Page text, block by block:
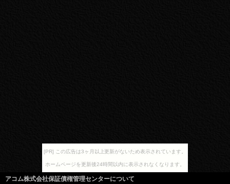
[PR] この広告は3ヶ月以上更新がないため表示されています。
ホームページを更新後24時間以内に表示されなくなります。
アコム株式会社保証債権管理センターについて